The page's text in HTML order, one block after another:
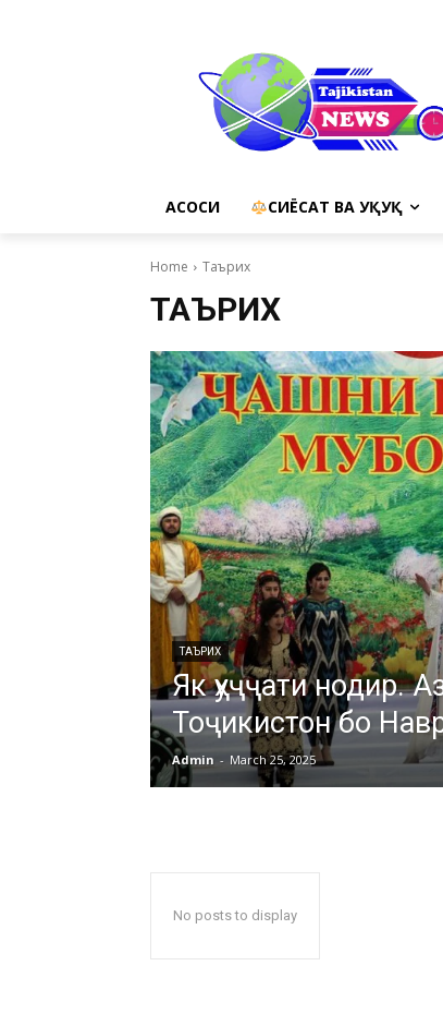
АСОСИ СИЁСАТ ВА ҲУҚУҚ
Home Таърих
ТАЪРИХ
ТАЪРИХ
Як ҳуҷҷати нодир.
Тоҷикистон бо
Admin - March 25, 2025
No posts to display